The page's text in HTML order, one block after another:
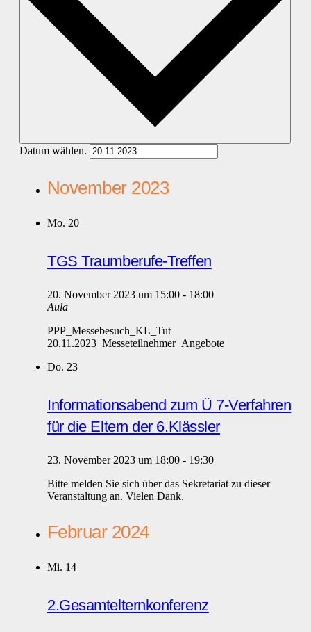
Datum wählen.
November 2023
Mo. 20
TGS Traumberufe-Treffen
20. November 2023 um 15:00 - 18:00
Aula
PPP_Messebesuch_KL_Tut
20.11.2023_Messeteilnehmer_Angebote
Do. 23
Informationsabend zum Ü 7-Verfahren
für die Eltern der 6.Klässler
23. November 2023 um 18:00 - 19:30
Bitte melden Sie sich über das Sekretariat zu dieser
Veranstaltung an. Vielen Dank.
Februar 2024
Mi. 14
2.Gesamtelternkonferenz